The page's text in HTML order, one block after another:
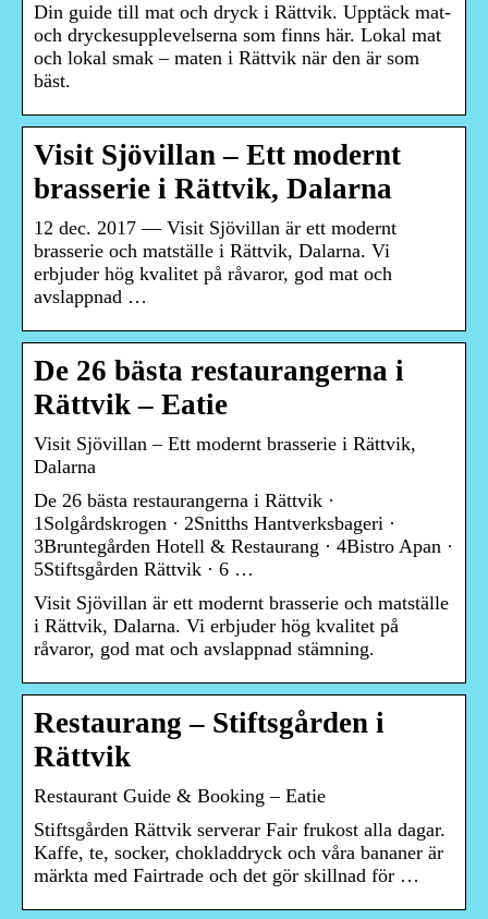
Din guide till mat och dryck i Rättvik. Upptäck mat-
och dryckesupplevelserna som finns här. Lokal mat
och lokal smak – maten i Rättvik när den är som
bäst.
Visit Sjövillan – Ett modernt
brasserie i Rättvik, Dalarna
12 dec. 2017 — Visit Sjövillan är ett modernt
brasserie och matställe i Rättvik, Dalarna. Vi
erbjuder hög kvalitet på råvaror, god mat och
avslappnad …
De 26 bästa restaurangerna i
Rättvik – Eatie
Visit Sjövillan – Ett modernt brasserie i Rättvik,
Dalarna
De 26 bästa restaurangerna i Rättvik ·
1Solgårdskrogen · 2Snitths Hantverksbageri ·
3Bruntegården Hotell & Restaurang · 4Bistro Apan ·
5Stiftsgården Rättvik · 6 …
Visit Sjövillan är ett modernt brasserie och matställe
i Rättvik, Dalarna. Vi erbjuder hög kvalitet på
råvaror, god mat och avslappnad stämning.
Restaurang – Stiftsgården i
Rättvik
Restaurant Guide & Booking – Eatie
Stiftsgården Rättvik serverar Fair frukost alla dagar.
Kaffe, te, socker, chokladdryck och våra bananer är
märkta med Fairtrade och det gör skillnad för …